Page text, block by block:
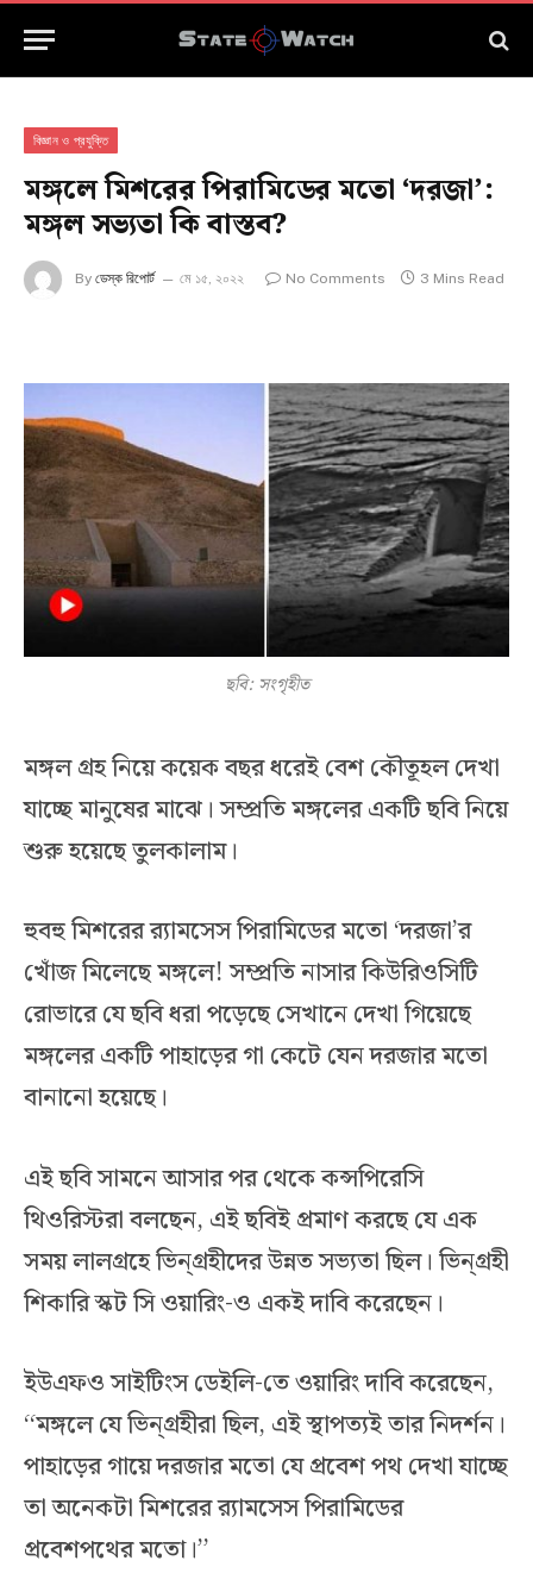
বিজ্ঞান ও প্রযুক্তি
মঙ্গলে মিশরের পিরামিডের মতো ‘দরজা’:
মঙ্গল সভ্যতা কি বাস্তব?
By ডেস্ক রিপোর্ট মে ১৫, ২০২২ No Comments 3 Mins Read
ছবি: সংগৃহীত
মঙ্গল গ্রহ নিয়ে কয়েক বছর ধরেই বেশ কৌতূহল দেখা
যাচ্ছে মানুষের মাঝে। সম্প্রতি মঙ্গলের একটি ছবি নিয়ে
শুরু হয়েছে তুলকালাম।
হুবহু মিশরের র‌্যামসেস পিরামিডের মতো ‘দরজা’র
খোঁজ মিলেছে মঙ্গলে! সম্প্রতি নাসার কিউরিওসিটি
রোভারে যে ছবি ধরা পড়েছে সেখানে দেখা গিয়েছে
মঙ্গলের একটি পাহাড়ের গা কেটে যেন দরজার মতো
বানানো হয়েছে।
এই ছবি সামনে আসার পর থেকে কন্সপিরেসি
থিওরিস্টরা বলছেন, এই ছবিই প্রমাণ করছে যে এক
সময় লালগ্রহে ভিন্‌গ্রহীদের উন্নত সভ্যতা ছিল। ভিন্‌গ্রহী
শিকারি স্কট সি ওয়ারিং-ও একই দাবি করেছেন।
ইউএফও সাইটিংস ডেইলি-তে ওয়ারিং দাবি করেছেন,
‘‘মঙ্গলে যে ভিন্‌গ্রহীরা ছিল, এই স্থাপত্যই তার নিদর্শন।
পাহাড়ের গায়ে দরজার মতো যে প্রবেশ পথ দেখা যাচ্ছে
তা অনেকটা মিশরের র‌্যামসেস পিরামিডের
প্রবেশপথের মতো।’’